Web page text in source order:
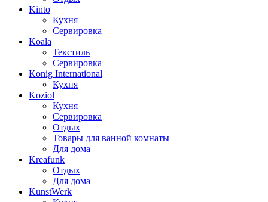
Kinto
Кухня
Сервировка
Koala
Текстиль
Сервировка
Konig International
Кухня
Koziol
Кухня
Сервировка
Отдых
Товары для ванной комнаты
Для дома
Kreafunk
Отдых
Для дома
KunstWerk